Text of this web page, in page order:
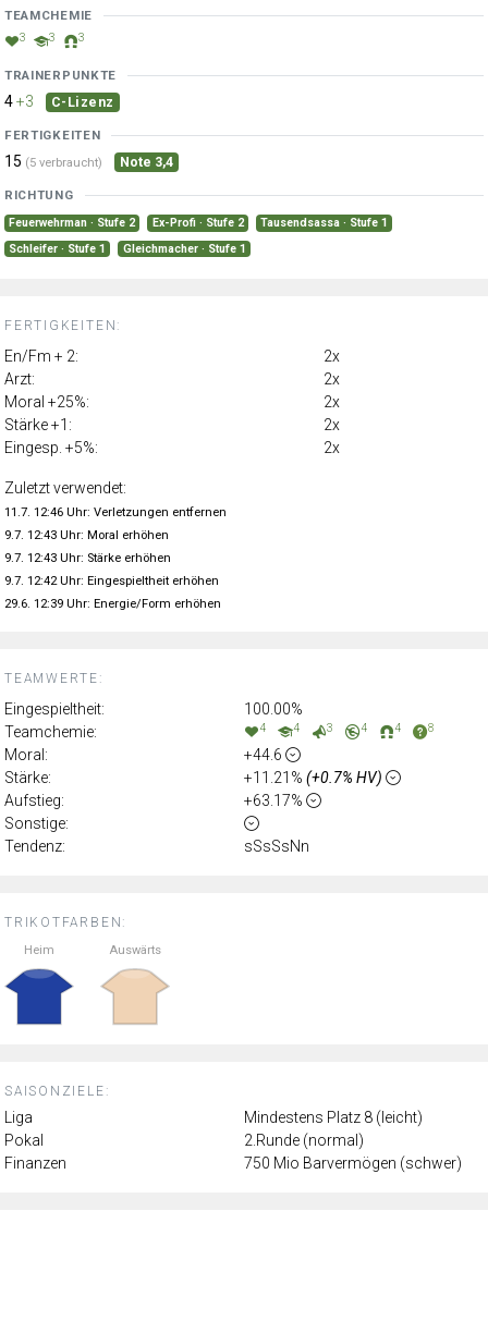
TRIKOTFARBEN:
Heim Auswärts
SAISONZIELE:
Liga
Mindestens Platz 8 (leicht)
Pokal
2.Runde (normal)
Finanzen
750 Mio Barvermögen (schwer)
TEAMWERTE:
Eingespieltheit:
100.00%
Teamchemie:
4 4 3 4 4 8
Moral:
+44.6
Stärke:
+11.21% (+0.7% HV)
Aufstieg:
+63.17%
Sonstige:
Tendenz:
sSsSsNn
TEAMCHEMIE
3 3 3
TRAINERPUNKTE
4+3 C-Lizenz
FERTIGKEITEN
15 (5 verbraucht) Note 3,4
RICHTUNG
Feuerwehrman · Stufe 2 Ex-Profi · Stufe 2
Tausendsassa · Stufe 1
Schleifer · Stufe 1
Gleichmacher · Stufe 1
FERTIGKEITEN:
En/Fm + 2:
2x
Arzt:
2x
Moral +25%:
2x
Stärke +1:
2x
Eingesp. +5%:
2x
Zuletzt verwendet:
11.7. 12:46 Uhr: Verletzungen entfernen
9.7. 12:43 Uhr: Moral erhöhen
9.7. 12:43 Uhr: Stärke erhöhen
9.7. 12:42 Uhr: Eingespieltheit erhöhen
29.6. 12:39 Uhr: Energie/Form erhöhen